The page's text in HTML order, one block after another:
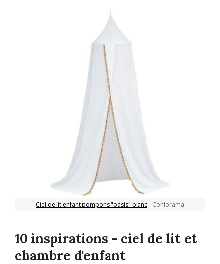
Ciel de lit enfant pompons "oasis" blanc- Conforama
10 inspirations - ciel de lit et
chambre d'enfant